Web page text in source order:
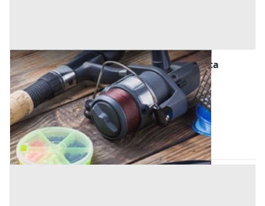
Macchinari per l'agricoltura, Foreste e Pesca
all'asta a Ardore
Ardore (Reggio Calabria)
Offerta minima
3.750 €
Codice asta:8334683e
18/09/2026